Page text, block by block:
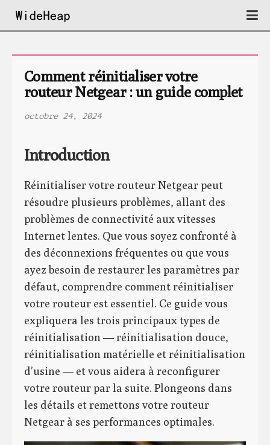
Comment réinitialiser votre
routeur Netgear : un guide complet
octobre 24, 2024
Introduction
Réinitialiser votre routeur Netgear peut
résoudre plusieurs problèmes, allant des
problèmes de connectivité aux vitesses
Internet lentes. Que vous soyez confronté à
des déconnexions fréquentes ou que vous
ayez besoin de restaurer les paramètres par
défaut, comprendre comment réinitialiser
votre routeur est essentiel. Ce guide vous
expliquera les trois principaux types de
réinitialisation — réinitialisation douce,
réinitialisation matérielle et réinitialisation
d’usine — et vous aidera à reconfigurer
votre routeur par la suite. Plongeons dans
les détails et remettons votre routeur
Netgear à ses performances optimales.